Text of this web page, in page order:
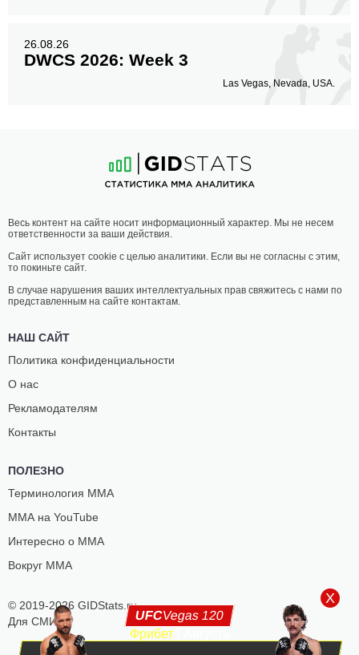
26.08.26
DWCS 2026: Week 3
Las Vegas, Nevada, USA.
© 2019-2026 GIDStats.ru
Для СМИ
Весь контент на сайте носит информационный характер. Мы не несем
ответственности за ваши действия.
Сайт использует cookie с целью аналитики. Если вы не согласны с этим,
то покиньте сайт.
В случае нарушения ваших интеллектуальных прав свяжитесь с нами по
представленным на сайте контактам.
НАШ САЙТ
Политика конфиденциальности
О нас
Рекламодателям
Контакты
ПОЛЕЗНО
Терминология ММА
ММА на YouTube
Интересно о ММА
Вокруг ММА
UFCVegas 120
9 Августа
Фрибет
X